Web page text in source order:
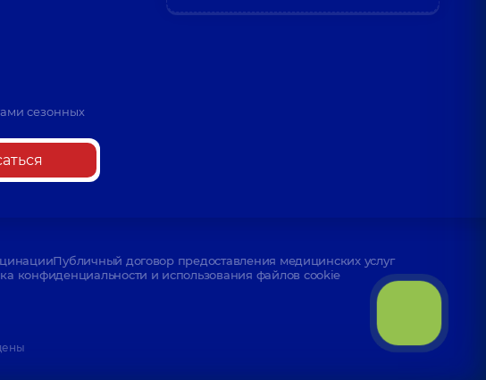
сезонных
Публичный договор предоставления медицинских услуг
конфиденциальности и использования файлов cookie